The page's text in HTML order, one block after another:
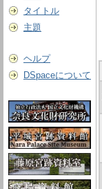
タイトル
主題
ヘルプ
DSpaceについて